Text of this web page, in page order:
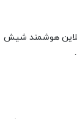
هوشمند شیش